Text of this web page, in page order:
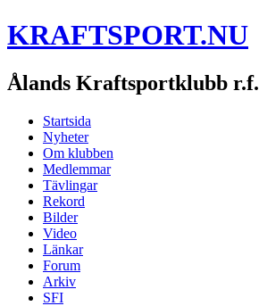
KRAFTSPORT.NU
Ålands Kraftsportklubb r.f.
Startsida
Nyheter
Om klubben
Medlemmar
Tävlingar
Rekord
Bilder
Video
Länkar
Forum
Arkiv
SFI